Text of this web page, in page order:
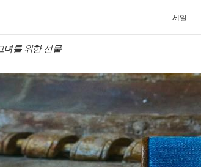
세일
녀를 위한 선물